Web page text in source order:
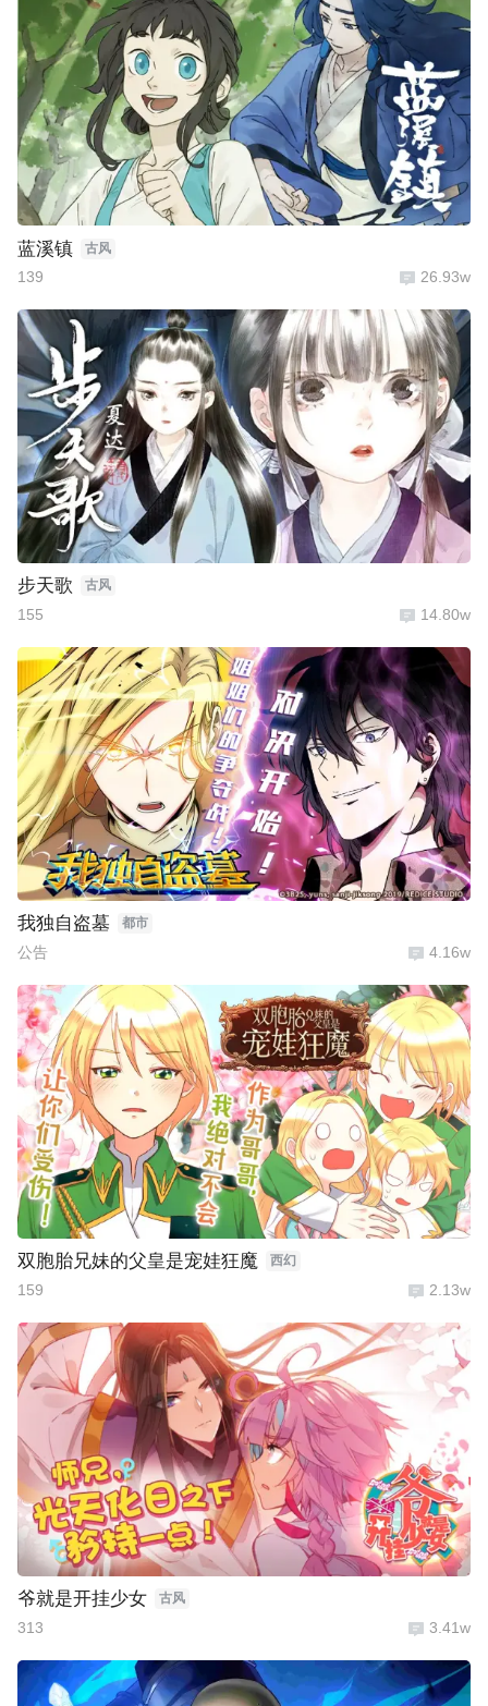
蓝溪镇 古风
139 26.93w
步天歌 古风
155 14.80w
我独自盗墓 都市
公告 4.16w
双胞胎兄妹的父皇是宠娃狂魔 西幻
159 2.13w
爷就是开挂少女 古风
313 3.41w